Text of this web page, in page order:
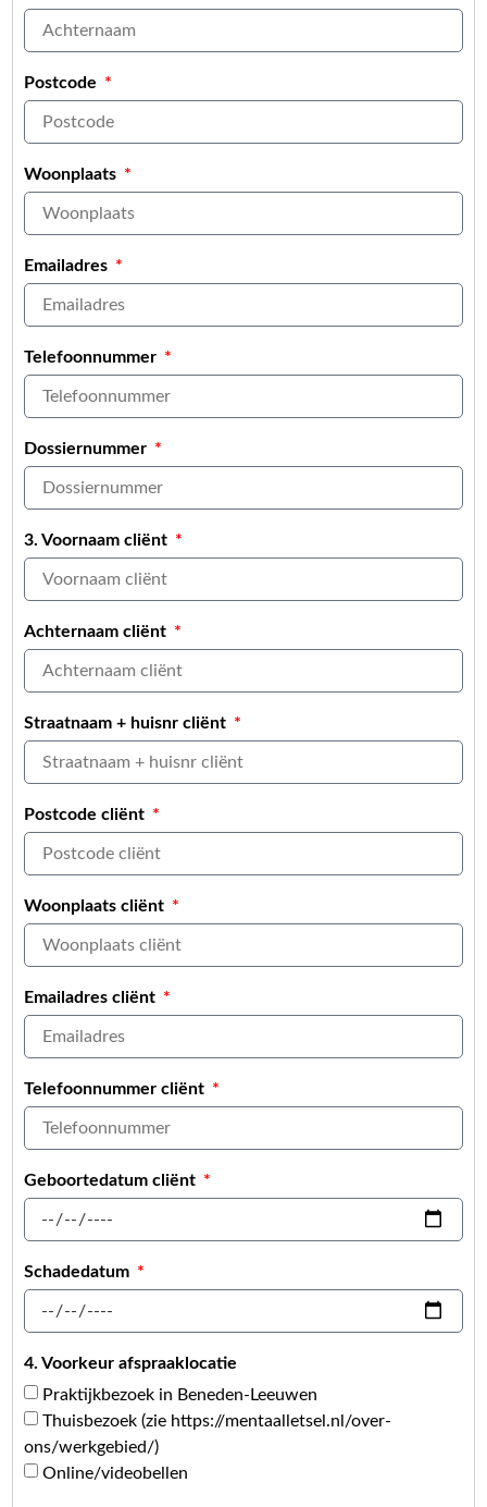
Postcode
Woonplaats
Emailadres
Telefoonnummer
Dossiernummer
3. Voornaam cliënt
Achternaam cliënt
Straatnaam + huisnr cliënt
Postcode cliënt
Woonplaats cliënt
Emailadres cliënt
Telefoonnummer cliënt
Geboortedatum cliënt
Schadedatum
4. Voorkeur afspraaklocatie
Praktijkbezoek in Beneden-Leeuwen
Thuisbezoek (zie https://mentaalletsel.nl/over-
ons/werkgebied/)
Online/videobellen